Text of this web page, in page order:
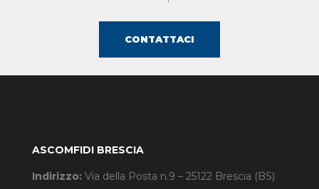
CONTATTACI
ASCOMFIDI BRESCIA
Indirizzo: Via della Posta n.9 – 25122 Brescia (BS)